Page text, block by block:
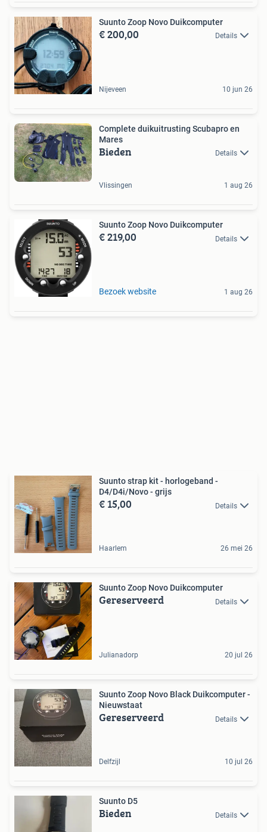
Suunto Zoop Novo Duikcomputer
€ 200,00 Details
Nijeveen 10 jun 26
Complete duikuitrusting Scubapro en
Mares
Bieden Details
Vlissingen 1 aug 26
Suunto Zoop Novo Duikcomputer
€ 219,00 Details
Bezoek website 1 aug 26
Suunto strap kit - horlogeband -
D4/D4i/Novo - grijs
€ 15,00 Details
Haarlem 26 mei 26
Suunto Zoop Novo Duikcomputer
Gereserveerd Details
Julianadorp 20 jul 26
Suunto Zoop Novo Black Duikcomputer -
Nieuwstaat
Gereserveerd Details
Delfzijl 10 jul 26
Suunto D5
Bieden Details